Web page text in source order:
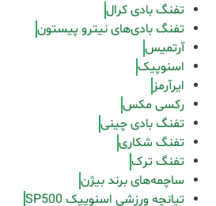
تفنگ بادی کرال
تفنگ بادی‌های نیترو پیستون
آرتمیس
اسنوپیک
ایرآرمز
رکسی مکس
تفنگ بادی چینی
تفنگ شکاری
تفنگ ترک
ساچمه‌های برند بیژن
تپانچه ورزشی اسنوپیک SP500